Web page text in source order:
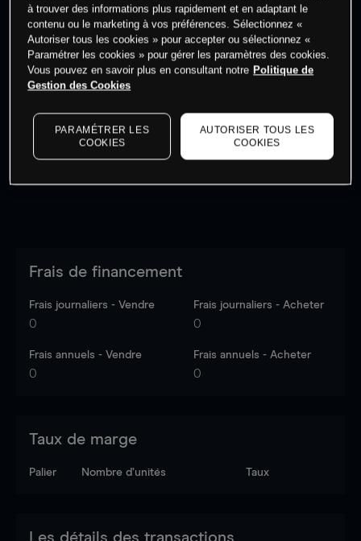
Les prix sont indicatifs.
dernières données du marché.Log into see latest
market data
Frais de financement
Frais journaliers - Vendre
0
Frais journaliers - Acheter
0
Frais annuels - Vendre
0
Frais annuels - Acheter
0
Taux de marge
Palier Nombre d’unités Taux
Les détails des transactions
à trouver des informations plus rapidement et en adaptant le
contenu ou le marketing à vos préférences. Sélectionnez «
Autoriser tous les cookies » pour accepter ou sélectionnez «
Paramétrer les cookies » pour gérer les paramètres des cookies.
Vous pouvez en savoir plus en consultant notre Politique de
Gestion des Cookies
PARAMÉTRER LES
COOKIES
AUTORISER TOUS LES
COOKIES